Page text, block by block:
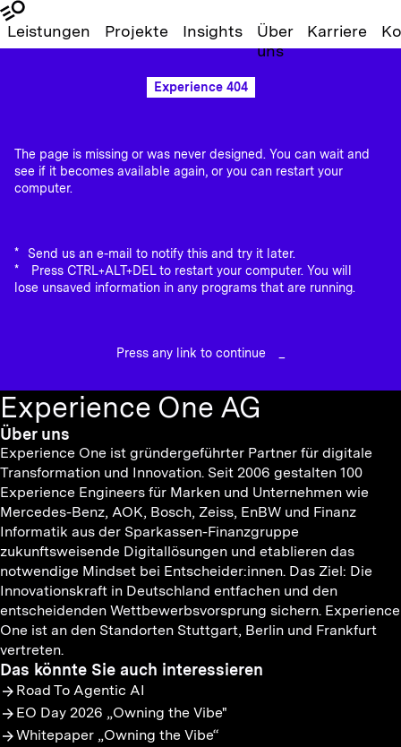
Leistungen Projekte Insights
Über
uns
Karriere
Experience 404
The page is missing or was never designed. You can wait and
see if it becomes available again, or you can restart your
computer.
Send us an e-mail to notify this and try it later.
Press CTRL+ALT+DEL to restart your computer. You will
lose unsaved information in any programs that are running.
Press any link to continue
Experience One AG
Über uns
Experience One ist gründergeführter Partner für digitale
Transformation und Innovation. Seit 2006 gestalten 100
Experience Engineers für Marken und Unternehmen wie
Mercedes-Benz, AOK, Bosch, Zeiss, EnBW und Finanz
Informatik aus der Sparkassen-Finanzgruppe
zukunftsweisende Digitallösungen und etablieren das
notwendige Mindset bei Entscheider:innen. Das Ziel: Die
Innovationskraft in Deutschland entfachen und den
entscheidenden Wettbewerbsvorsprung sichern. Experience
One ist an den Standorten Stuttgart, Berlin und Frankfurt
vertreten.
Das könnte Sie auch interessieren
Road To Agentic AI
EO Day 2026 „Owning the Vibe"
Whitepaper „Owning the Vibe“